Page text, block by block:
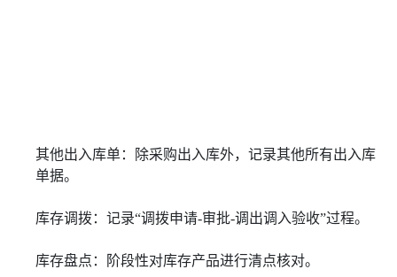
其他出入库单：除采购出入库外，记录其他所有出入库
单据。
库存调拨：记录“调拨申请-审批-调出调入验收”过程。
库存盘点：阶段性对库存产品进行清点核对。